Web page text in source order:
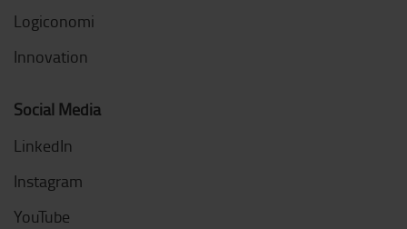
Logiconomi
Innovation
Social Media
LinkedIn
Instagram
YouTube